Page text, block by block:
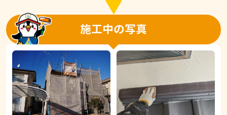
施工中の写真